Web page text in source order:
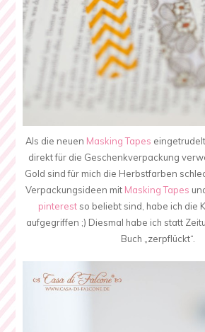
Als die neuen Masking Tapes
direkt für die Geschenkverpackung
Gold sind für mich die Herbstfarben
Verpackungsideen mit Masking Tapes
pinterestso beliebt sind, habe ich die
aufgegriffen ;) Diesmal habe ich statt
Buch „zerpflückt“.